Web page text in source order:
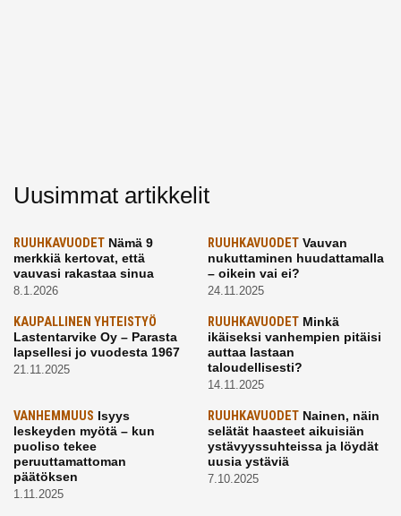
Uusimmat artikkelit
RUUHKAVUODET Nämä 9
merkkiä kertovat, että
vauvasi rakastaa sinua
8.1.2026
RUUHKAVUODETVauvan
nukuttaminen huudattamalla
– oikein vai ei?
24.11.2025
KAUPALLINEN YHTEISTYÖ
Lastentarvike Oy – Parasta
lapsellesi jo vuodesta 1967
21.11.2025
RUUHKAVUODETMinkä
ikäiseksi vanhempien pitäisi
auttaa lastaan
taloudellisesti?
14.11.2025
VANHEMMUUS Isyys
leskeyden myötä – kun
puoliso tekee
peruuttamattoman
päätöksen
1.11.2025
RUUHKAVUODETNainen, näin
selätät haasteet aikuisiän
ystävyyssuhteissa ja löydät
uusia ystäviä
7.10.2025